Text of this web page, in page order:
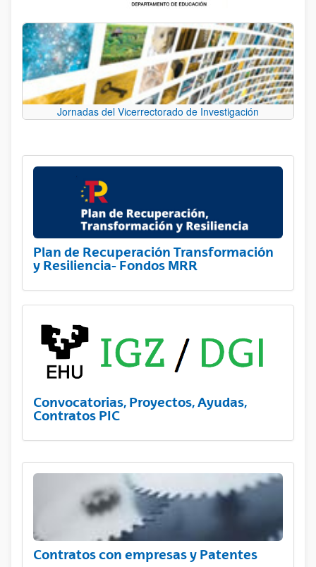
Jornadas del Vicerrectorado de Investigación
Plan de Recuperación Transformación
y Resiliencia- Fondos MRR
Convocatorias, Proyectos, Ayudas,
Contratos PIC
Contratos con empresas y Patentes